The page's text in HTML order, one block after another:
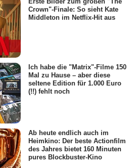
Crown"-Finale: So sieht Kate
Middleton im Netflix-Hit aus
Ich habe die "Matrix"-Filme 150
Mal zu Hause – aber diese
seltene Edition für 1.000 Euro
(!!) fehlt noch
Ab heute endlich auch im
Heimkino: Der beste Actionfilm
des Jahres bietet 160 Minuten
pures Blockbuster-Kino